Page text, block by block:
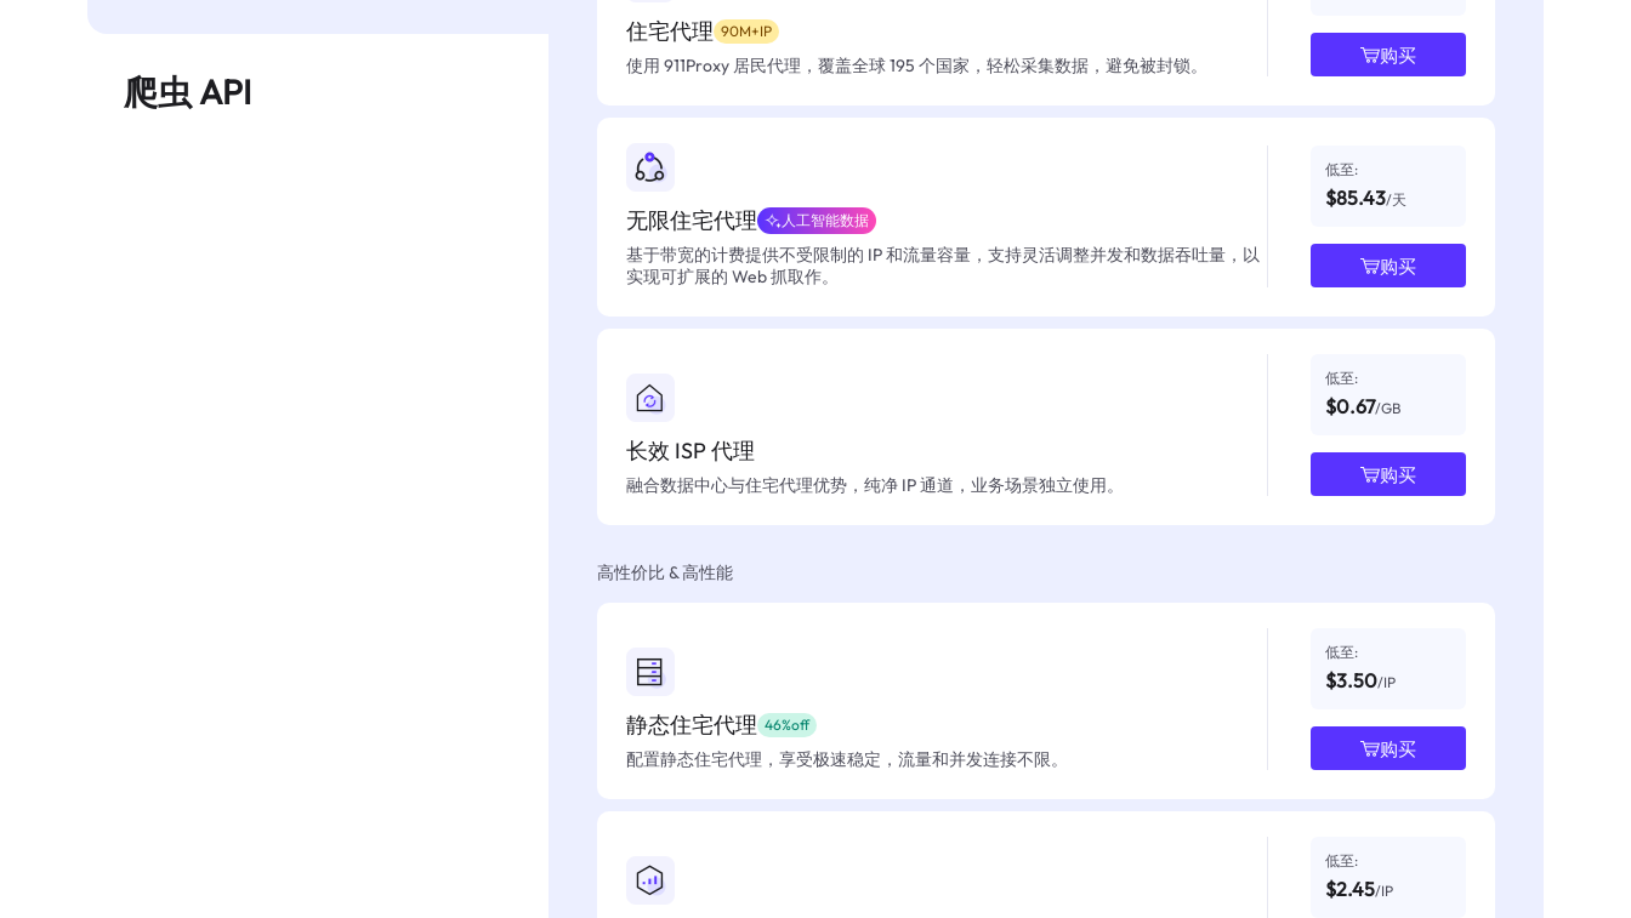
爬虫 API
住宅代理 90M+IP
使用 911Proxy 居民代理，覆盖全球 195 个国家，轻松采集数据，避免被封锁。 购买
无限住宅代理 人工智能数据
基于带宽的计费提供不受限制的 IP 和流量容量，支持灵活调整并发和数据吞吐量，以
实现可扩展的 Web 抓取作。
低至:
$85.43/天
购买
长效 ISP 代理
融合数据中心与住宅代理优势，纯净 IP 通道，业务场景独立使用。
低至:
$0.67/GB
购买
高性价比 & 高性能
静态住宅代理 46%off
配置静态住宅代理，享受极速稳定，流量和并发连接不限。
低至:
$3.50/IP
购买
低至:
$2.45/IP